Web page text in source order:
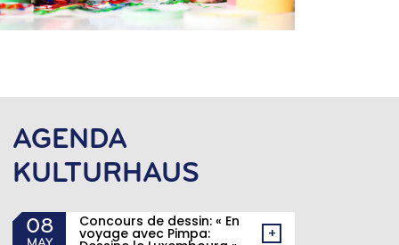
AGENDA
KULTURHAUS
08 Concours de dessin: « En
voyage avec Pimpa: +